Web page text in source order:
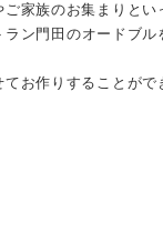
ご家族のお集まりとい
ラン門田のオードブ
てお作りすることがで